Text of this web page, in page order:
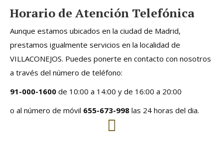
Horario de Atención Telefónica
Aunque estamos ubicados en la ciudad de Madrid,
prestamos igualmente servicios en la localidad de
VILLACONEJOS. Puedes ponerte en contacto con nosotros
a través del número de teléfono:
91-000-1600 de 10:00 a 14:00 y de 16:00 a 20:00
o al número de móvil 655-673-998 las 24 horas del dia.